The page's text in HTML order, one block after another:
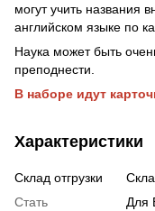
могут учить названия
английском языке по
Наука может быть
преподнести.
В наборе идут
Характеристики
Склад отгрузки
Стать
Для